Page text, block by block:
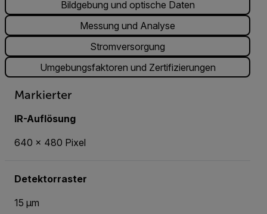
Bildgebung und optische Daten
Messung und Analyse
Stromversorgung
Umgebungsfaktoren und Zertifizierungen
Markierter
IR-Auflösung
640 × 480 Pixel
Detektorraster
15 µm